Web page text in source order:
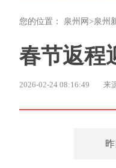
您的位置： 泉州网 >泉州
春节返程
2026-02-24 08:16:49 来